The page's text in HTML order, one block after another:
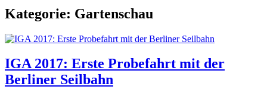
Kategorie: Gartenschau
IGA 2017: Erste Probefahrt mit der
Berliner Seilbahn